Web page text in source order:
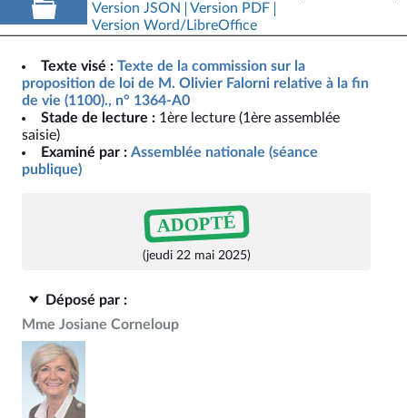
Version JSON
Version PDF
Version Word/LibreOffice
Texte visé : Texte de la commission sur la
proposition de loi de M. Olivier Falorni relative à la fin
de vie (1100)., n° 1364-A0
Stade de lecture : 1ère lecture (1ère assemblée
saisie)
Examiné par : Assemblée nationale (séance
publique)
ADOPTÉ
(jeudi 22 mai 2025)
Déposé par :
Mme Josiane Corneloup